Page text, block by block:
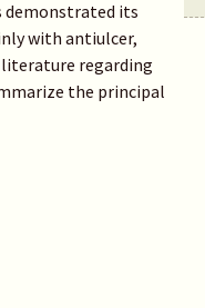
demonstrated its
with antiulcer,
regarding
the principal